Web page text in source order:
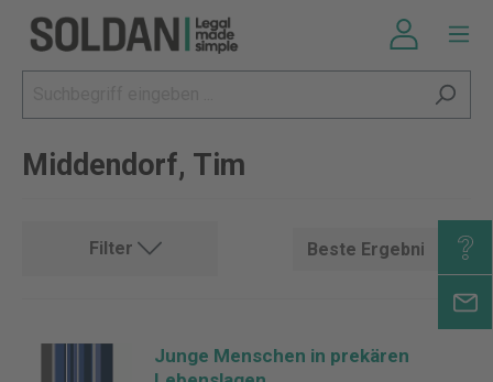
Middendorf, Tim
Filter
Junge Menschen in prekären